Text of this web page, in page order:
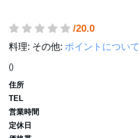
/20.0
料理: その他: ポイントについて
()
住所
TEL
営業時間
定休日